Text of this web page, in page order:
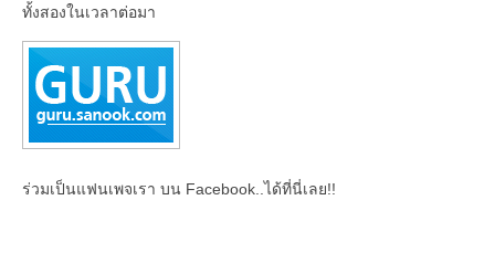
ทั้งสองในเวลาต่อมา
ร่วมเป็นแฟนเพจเรา บน Facebook..ได้ที่นี่เลย!!